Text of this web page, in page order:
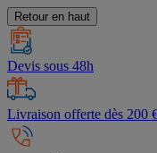
Retour en haut
Devis sous 48h
Livraison offerte dès 200